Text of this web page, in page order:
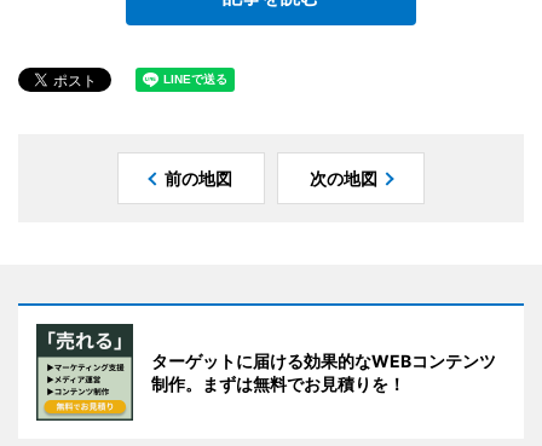
前の地図 次の地図
ターゲットに届ける効果的なWEBコンテンツ
制作。まずは無料でお見積りを！